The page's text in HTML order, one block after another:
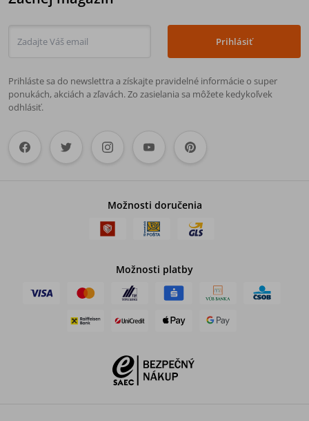
Prihlásiť
Prihláste sa do newslettra a získajte pravidelné informácie o super
ponukách, akciách a zľavách. Zo zasielania sa môžete kedykoľvek
odhlásiť.
Možnosti doručenia
Možnosti platby